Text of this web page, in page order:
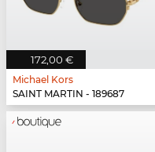
172,00 €
Michael Kors
SAINT MARTIN - 189687